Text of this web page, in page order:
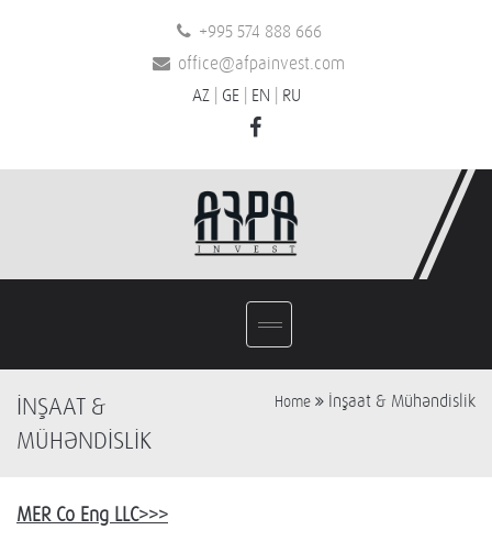
+995 574 888 666
office@afpainvest.com
AZ| GE| EN RU
İNŞAAT &
MÜHƏNDİSLİK
Home İnşaat & Mühəndislik
MER Co Eng LLC>>>